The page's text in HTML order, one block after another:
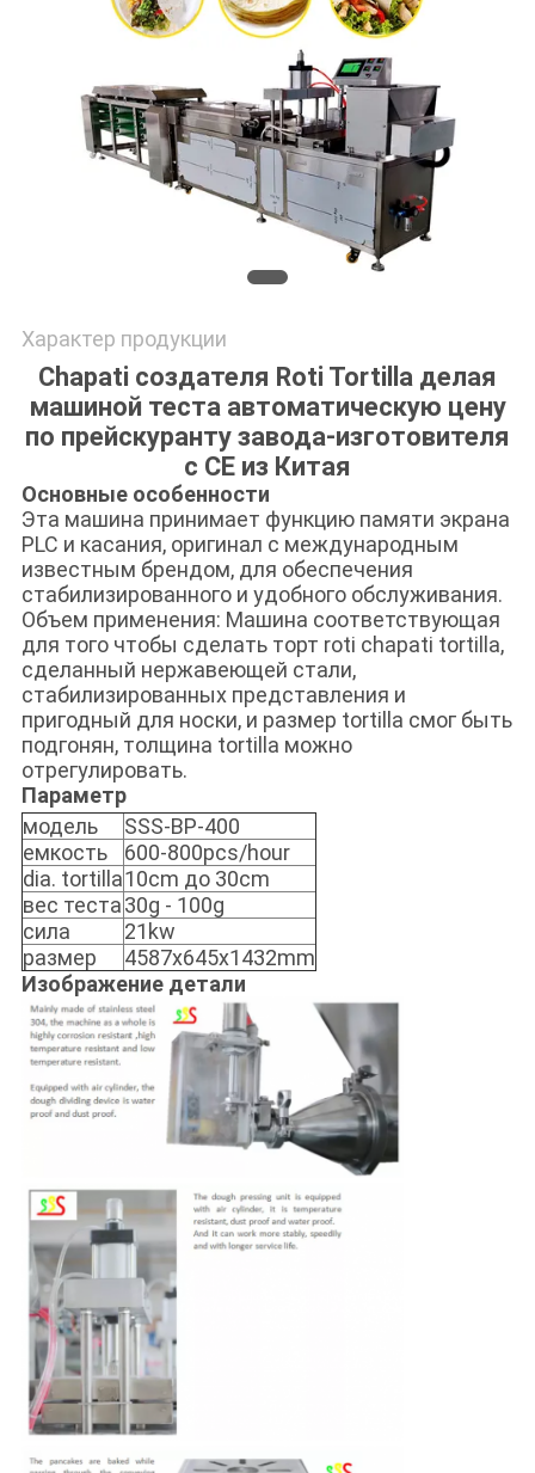
Характер продукции
Chapati создателя Roti Tortilla делая
машиной теста автоматическую цену
по прейскуранту завода-изготовителя
с CE из Китая
Основные особенности
Эта машина принимает функцию памяти экрана
PLC и касания, оригинал с международным
известным брендом, для обеспечения
стабилизированного и удобного обслуживания.
Объем применения: Машина соответствующая
для того чтобы сделать торт roti chapati tortilla,
сделанный нержавеющей стали,
стабилизированных представления и
пригодный для носки, и размер tortilla смог быть
подгонян, толщина tortilla можно
отрегулировать.
Параметр
модель
SSS-BP-400
емкость
600-800pcs/hour
dia. tortilla10cm до 30cm
вес теста30g - 100g
сила
21kw
размер
4587x645x1432mm
Изображение детали